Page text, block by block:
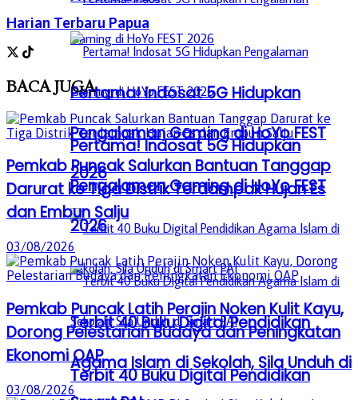
Pertama! Indosat 5G Hidupkan
Pengalaman Gaming di HoYo FEST
2026
Terbit 40 Buku Digital Pendidikan
Agama Islam di Sekolah, Sila Unduh di
Pertama! Indosat 5G Hidupkan
Pengalaman Gaming di HoYo FEST
2026
Terbit 40 Buku Digital Pendidikan
Harian Terbaru Papua
BACAJUGA
Pemkab Puncak Salurkan Bantuan Tanggap
Darurat ke Tiga Distrik Terdampak Hujan Es
dan Embun Salju
03/08/2026
Pemkab Puncak Latih Perajin Noken Kulit Kayu,
Dorong Pelestarian Budaya dan Peningkatan
Ekonomi OAP
03/08/2026